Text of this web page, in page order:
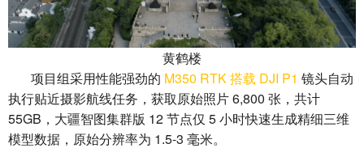
黄鹤楼
项目组采用性能强劲的 M350 RTK 搭载 DJI P1 镜头自动
执行贴近摄影航线任务，获取原始照片 6,800 张，共计
55GB，大疆智图集群版 12 节点仅 5 小时快速生成精细三维
模型数据，原始分辨率为 1.5-3 毫米。